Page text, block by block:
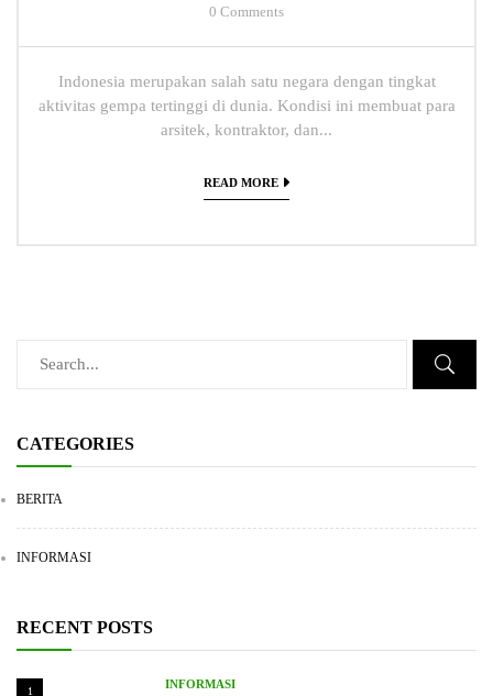
0 Comments
Indonesia merupakan salah satu negara dengan tingkat
aktivitas gempa tertinggi di dunia. Kondisi ini membuat para
arsitek, kontraktor, dan...
READ MORE
CATEGORIES
BERITA
INFORMASI
RECENT POSTS
1
INFORMASI